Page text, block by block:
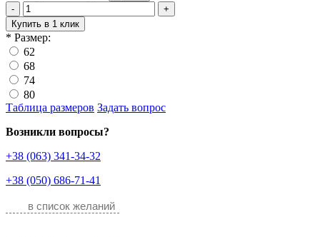
-
+
Купить в 1 клик
* Размер:
62
68
74
80
Таблица размеров Задать вопрос
Возникли вопросы?
+38 (063) 341-34-32
+38 (050) 686-71-41
в список желаний